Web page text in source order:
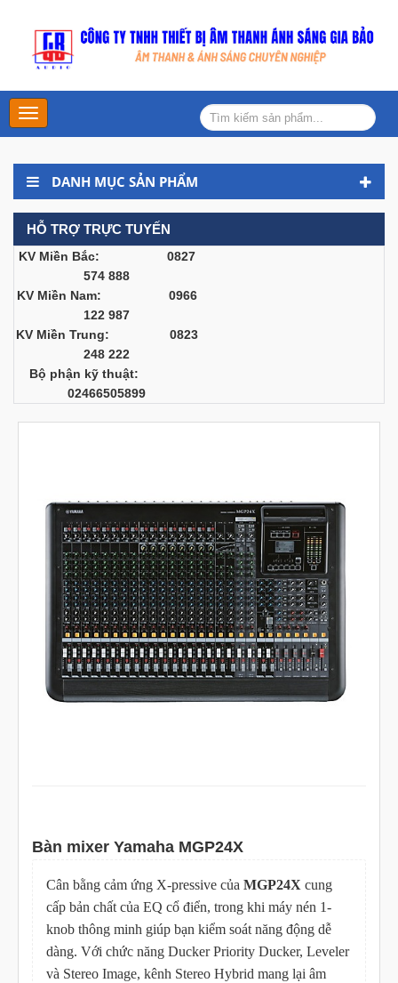
Main
Menu
DANH MỤC SẢN PHẨM
HỖ TRỢ TRỰC TUYẾN
KV Miền Bắc: 0827
574 888
KV Miền Nam: 0966
122 987
KV Miền Trung: 0823
248 222
Bộ phận kỹ thuật:
02466505899
Bàn mixer Yamaha MGP24X
Cân bằng cảm ứng X-pressive của MGP24X cung
cấp bản chất của EQ cổ điển, trong khi máy nén 1-
knob thông minh giúp bạn kiểm soát năng động dễ
dàng. Với chức năng Ducker Priority Ducker, Leveler
và Stereo Image, kênh Stereo Hybrid mang lại âm